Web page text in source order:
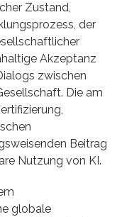
Zustand,
der
Akzeptanz
zwischen
Die am
Beitrag
Nutzung von KI.
globale